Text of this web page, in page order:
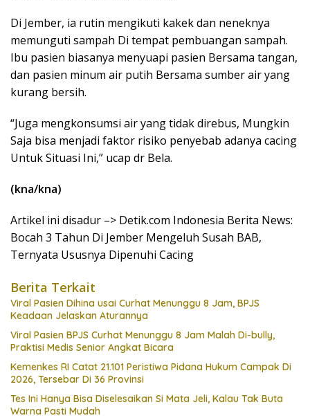
Di Jember, ia rutin mengikuti kakek dan neneknya
memunguti sampah Di tempat pembuangan sampah.
Ibu pasien biasanya menyuapi pasien Bersama tangan,
dan pasien minum air putih Bersama sumber air yang
kurang bersih.
“Juga mengkonsumsi air yang tidak direbus, Mungkin
Saja bisa menjadi faktor risiko penyebab adanya cacing
Untuk Situasi Ini,” ucap dr Bela.
(kna/kna)
Artikel ini disadur –> Detik.com Indonesia Berita News:
Bocah 3 Tahun Di Jember Mengeluh Susah BAB,
Ternyata Ususnya Dipenuhi Cacing
Berita Terkait
Viral Pasien Dihina usai Curhat Menunggu 8 Jam, BPJS
Keadaan Jelaskan Aturannya
Viral Pasien BPJS Curhat Menunggu 8 Jam Malah Di-bully,
Praktisi Medis Senior Angkat Bicara
Kemenkes RI Catat 21.101 Peristiwa Pidana Hukum Campak Di
2026, Tersebar Di 36 Provinsi
Tes Ini Hanya Bisa Diselesaikan Si Mata Jeli, Kalau Tak Buta
Warna Pasti Mudah